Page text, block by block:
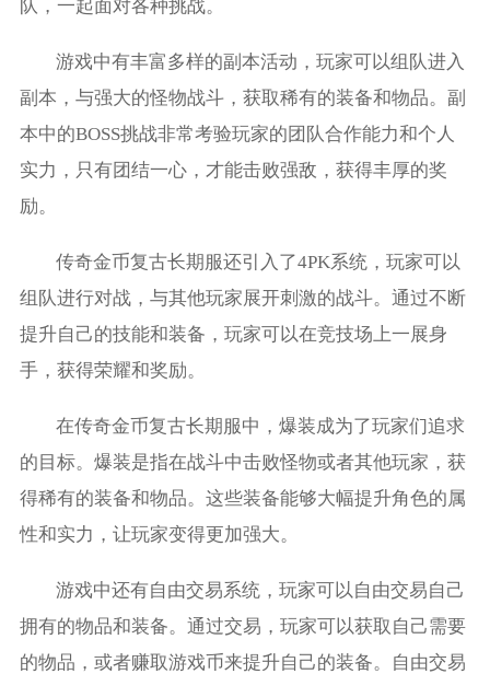
队，一起面对各种挑战。
游戏中有丰富多样的副本活动，玩家可以组队进入
副本，与强大的怪物战斗，获取稀有的装备和物品。副
本中的BOSS挑战非常考验玩家的团队合作能力和个人
实力，只有团结一心，才能击败强敌，获得丰厚的奖
励。
传奇金币复古长期服还引入了4PK系统，玩家可以
组队进行对战，与其他玩家展开刺激的战斗。通过不断
提升自己的技能和装备，玩家可以在竞技场上一展身
手，获得荣耀和奖励。
在传奇金币复古长期服中，爆装成为了玩家们追求
的目标。爆装是指在战斗中击败怪物或者其他玩家，获
得稀有的装备和物品。这些装备能够大幅提升角色的属
性和实力，让玩家变得更加强大。
游戏中还有自由交易系统，玩家可以自由交易自己
拥有的物品和装备。通过交易，玩家可以获取自己需要
的物品，或者赚取游戏币来提升自己的装备。自由交易